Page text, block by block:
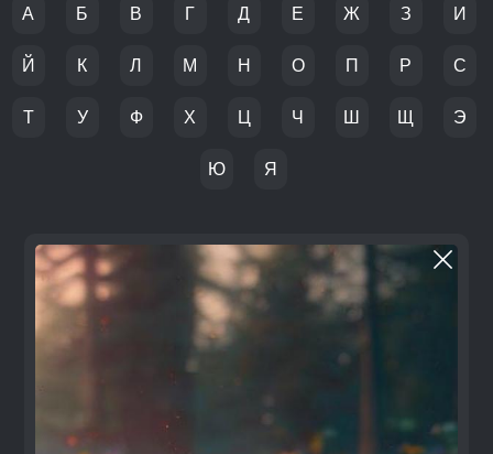
А Б В Г Д Е Ж З И
Й К Л М Н О П Р С
Т У Ф Х Ц Ч Ш Щ Э
Ю Я